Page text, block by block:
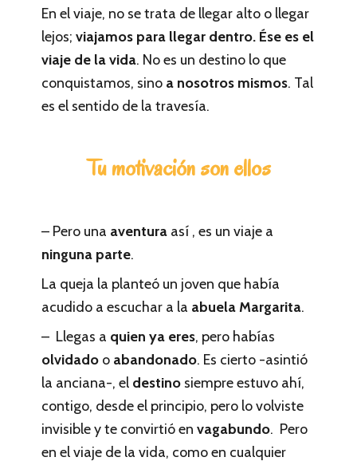
En el viaje, no se trata de llegar alto o llegar
lejos;viajamos para llegar dentro. Ése es el
viaje de la vida. No es un destino lo que
conquistamos, sino a nosotros mismos. Tal
es el sentido de la travesía.
Tu motivación son ellos
– Pero una aventura así , es un viaje a
ninguna parte.
La queja la planteó un joven que había
acudido a escuchar a la abuela Margarita.
– Llegas a quien ya eres, pero habías
olvidado o abandonado. Es cierto -asintió
la anciana-, el destino siempre estuvo ahí,
contigo, desde el principio, pero lo volviste
invisible y te convirtió envagabundo. Pero
en el viaje de la vida, como en cualquier